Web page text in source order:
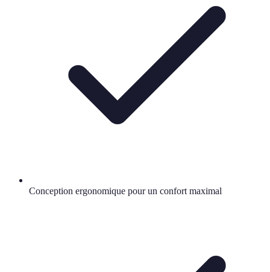
Conception ergonomique pour un confort maximal